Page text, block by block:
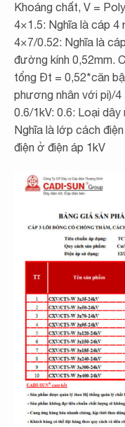
Khoáng chất, V =
4×1.5: Nghĩa là cáp 4
4×7/0.52: Nghĩa là
đường kính 0,52mm.
tổng Đt = 0,52*căn
phương nhân với pi)/4
0.6/1kV: 0.6: Loại dây
Nghĩa là lớp cách
điện ở điện áp 1kV